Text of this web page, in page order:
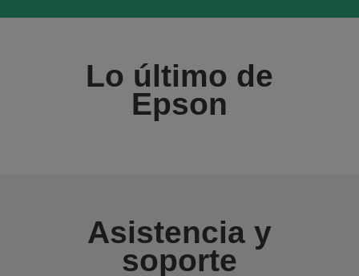
Lo último de
Epson
Asistencia y
soporte